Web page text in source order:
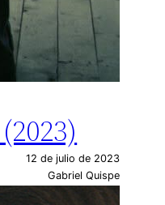
12 de julio de 2023
Gabriel Quispe